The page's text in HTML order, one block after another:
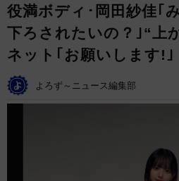
役満ボディ･岡田紗佳｢
下ろされたいの？｣“上
ネット｢お願いします!｣
よろず～ニュース編集部